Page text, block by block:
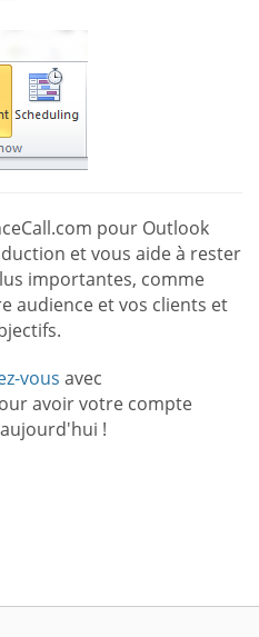
pour Outlook
et vous aide à rester
importantes, comme
audience et vos clients et
vous avec
avoir votre compte
!